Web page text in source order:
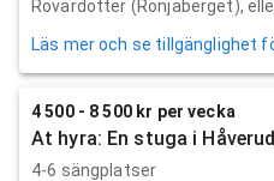
Rövardotter (Ronjaberget),
Läs mer och se tillgänglighet
4 500 - 8 500 kr per vecka
At hyra: En stuga i
4-6 sängplatser